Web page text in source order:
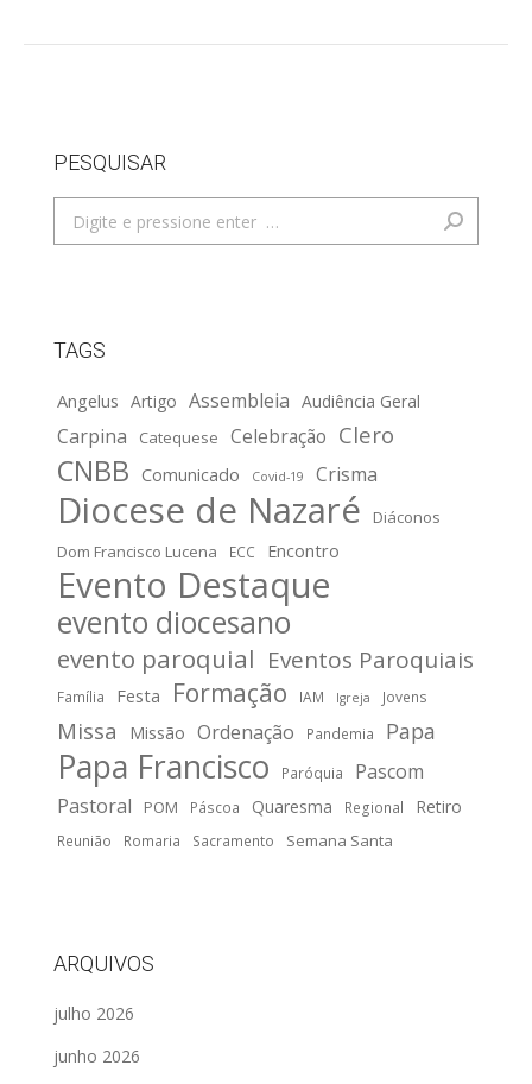
PESQUISAR
Search:
TAGS
Angelus Artigo Assembleia Audiência Geral
Carpina Catequese Celebração Clero
CNBB Comunicado Covid-19 Crisma
Diocese de Nazaré
Diáconos
Dom Francisco Lucena
ECC Encontro
Evento Destaque
evento diocesano
evento paroquial Eventos Paroquiais
Família Festa Formação IAM Igreja Jovens
Missa Missão Ordenação Pandemia Papa
Papa Francisco Paróquia
Pascom
Pastoral
POM Páscoa Quaresma Regional Retiro
Reunião Romaria Sacramento Semana Santa
ARQUIVOS
julho 2026
junho 2026